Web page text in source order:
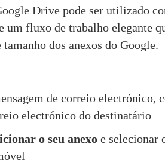
Drive pode ser utilizado
um fluxo de trabalho elegante
dos anexos do Google.
de correio
electrónico do destinatário
o seu anexo e selecionar